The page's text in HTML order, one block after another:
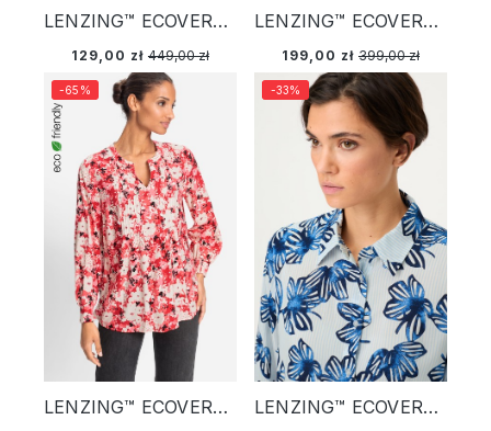
LENZING™ ECOVERO™ Granatowa wiskozowa koszula damska o kroju tuniki ze wzorem – Marina City
129,00 zł 449,00 zł
LENZING™ ECOVERO™ Granatowa wiskozowa koszula damska w kwiaty – Vintage Romance
199,00 zł 399,00 zł
LENZING™ ECOVERO™ Koralowa wiskozowa koszula damska o kroju tuniki w kwiaty - Urban Lights
-65%
LENZING™ ECOVERO™ Koszula damska w paski w kwiaty – Riviera Mood
-33%